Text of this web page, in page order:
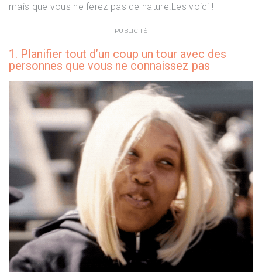
mais que vous ne ferez pas de nature.Les voici !
PUBLICITÉ
1. Planifier tout d’un coup un tour avec des
personnes que vous ne connaissez pas